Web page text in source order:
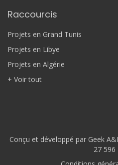
Raccourcis
Projets en Grand Tunis
Projets en Libye
Projets en Algérie
+ Voir tout
Conçu et développé par Geek
27 596